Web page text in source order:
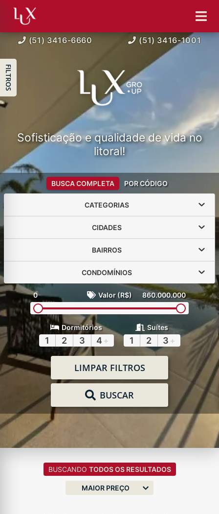
(51) 3416-6660 (51) 3416-1001
Sofisticação e qualidade de vida no
litoral!
BUSCA COMPLETA POR CÓDIGO
CATEGORIAS
CIDADES
BAIRROS
CONDOMÍNIOS
0 Valor (R$) 860.000.000
Dormitórios
1 2 3 4 +
Suítes
1 2 3 +
LIMPAR FILTROS
BUSCAR
FILTROS
BUSCANDO TODOS OS RESULTADOS
MAIOR PREÇO